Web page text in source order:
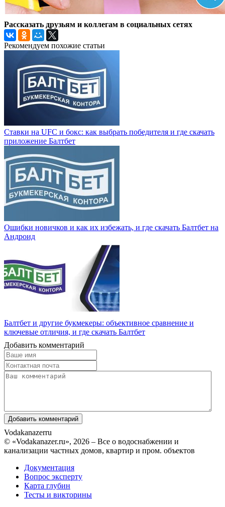
Рассказать друзьям и коллегам в социальных сетях
Рекомендуем похожие статьи
Ставки на UFC и бокс: как выбрать победителя и где скачать
приложение Балтбет
Ошибки новичков и как их избежать, и где скачать Балтбет на
Андроид
Балтбет и другие букмекеры: объективное сравнение и
ключевые отличия, и где скачать Балтбет
Добавить комментарий
Vodakanazerru
© «Vodakanazer.ru», 2026 – Все о водоснабжении и
канализации частных домов, квартир и пром. объектов
Документация
Вопрос эксперту
Карта глубин
Тесты и викторины